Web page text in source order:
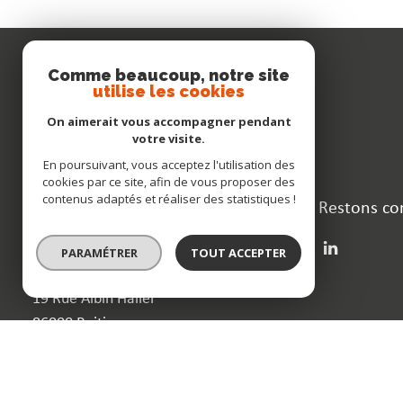
Dufoncier & Associés
05 18 06 10 10
contact@dufoncieretassocies.fr
19 Rue Albin Haller
86000 Poitiers
Restons
Comme beaucoup, notre site
utilise les cookies
On aimerait vous accompagner pendant
votre visite.
En poursuivant, vous acceptez l'utilisation des
cookies par ce site, afin de vous proposer des
contenus adaptés et réaliser des statistiques !
PARAMÉTRER TOUT ACCEPTER